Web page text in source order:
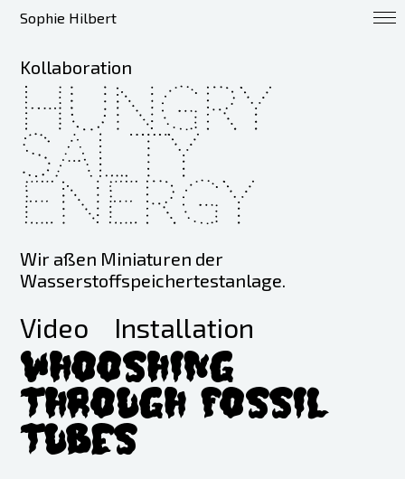
Sophie Hilbert
Kollaboration
Hungry
Salty
Energy
Wir aßen Miniaturen der
Wasserstoffspeichertestanlage.
Video Installation
Whooshing
through Fossil
Tubes